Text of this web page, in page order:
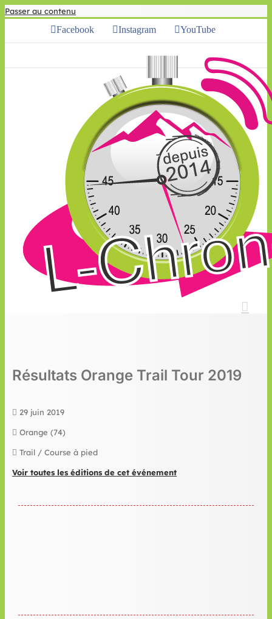
Passer au contenu
Facebook Instagram YouTube
Résultats Orange Trail Tour 2019
29 juin 2019
Orange (74)
Trail / Course à pied
Voir toutes les éditions de cet événement